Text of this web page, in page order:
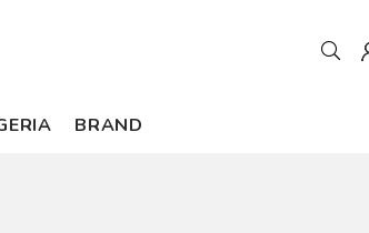
BRAND